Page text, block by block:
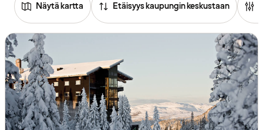
Näytä kartta Etäisyys kaupungin keskustaan